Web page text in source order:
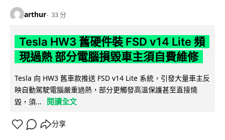
arthur 33 分
Tesla HW3 舊硬件裝 FSD v14 Lite 頻
現過熱 部分電腦損毀車主須自費維修
Tesla 向 HW3 舊車款推送 FSD v14 Lite 系統，引發大量車主反
映自動駕駛電腦嚴重過熱，部分更觸發高溫保護甚至直接燒
毀，須...
閱讀全文
分享